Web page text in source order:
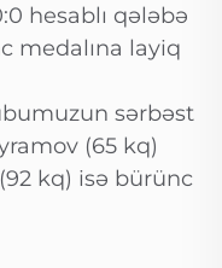
hesablı qələbə
medalına layiq
sərbəst
(65 kq)
kq) isə bürünc